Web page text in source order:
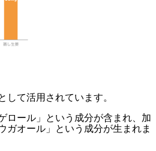
して活用されています。
ロール」という成分が含まれ、加
ガオール」という成分が生まれま